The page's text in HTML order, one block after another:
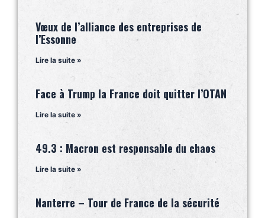
Vœux de l’alliance des entreprises de
l’Essonne
Lire la suite »
Face à Trump la France doit quitter l’OTAN
Lire la suite »
49.3 : Macron est responsable du chaos
Lire la suite »
Nanterre – Tour de France de la sécurité